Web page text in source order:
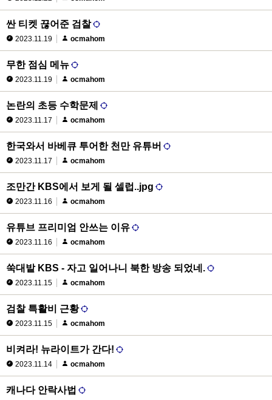
싼 티켓 끊어준 검찰
2023.11.19 ocmahom
무한 점심 메뉴
2023.11.19 ocmahom
논란의 초등 수학문제
2023.11.17 ocmahom
한국와서 바베큐 투어한 천만 유튜버
2023.11.17 ocmahom
조만간 KBS에서 보게 될 셀럽..jpg
2023.11.16 ocmahom
유튜브 프리미엄 안쓰는 이유
2023.11.16 ocmahom
쑥대밭 KBS - 자고 일어나니 북한 방송 되었네.
2023.11.15 ocmahom
검찰 특활비 근황
2023.11.15 ocmahom
비켜라! 뉴라이트가 간다!
2023.11.14 ocmahom
캐나다 안락사법